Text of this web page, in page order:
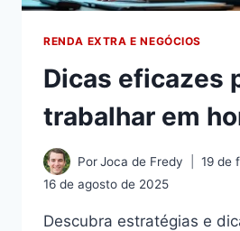
RENDA EXTRA E NEGÓCIOS
Dicas eficazes
trabalhar em
PorJoca de Fredy
19 de
16 de agosto de 2025
Descubra estratégias e